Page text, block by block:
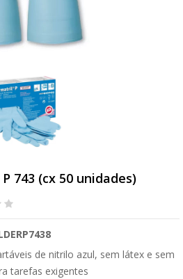
743 (cx 50 unidades)
de nitrilo azul, sem látex e sem
tarefas exigentes